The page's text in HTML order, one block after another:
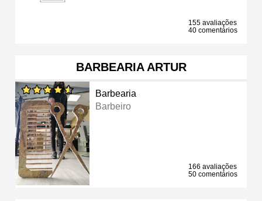
155 avaliações
40 comentários
BARBEARIA ARTUR
Barbearia
Barbeiro
166 avaliações
50 comentários